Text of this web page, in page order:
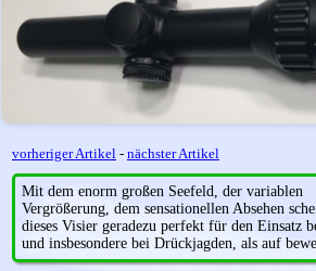
vorheriger Artikel - nächster Artikel
Mit dem enorm großen Seefeld, der variablen
Vergrößerung, dem sensationellen Absehen
dieses Visier geradezu perfekt für den Einsatz
und insbesondere bei Drückjagden, als auf